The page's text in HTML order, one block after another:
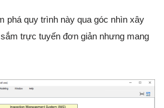
phá quy trình này qua góc nhìn xây
trực tuyến đơn giản nhưng mang